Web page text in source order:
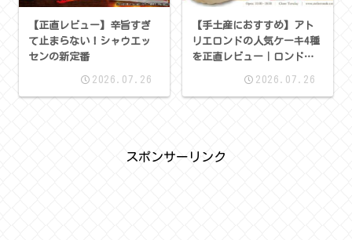
【正直レビュー】辛旨すぎ
て止まらない！シャウエッ
センの新定番
2026.07.26
【手土産におすすめ】アト
リエロンドの人気ケーキ4種
を正直レビュー｜ロンドの
2026.07.26
スポンサーリンク